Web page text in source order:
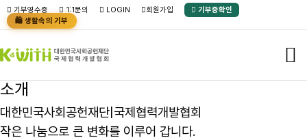
본문바로가기
기부영수증 1:1문의 LOGIN 회원가입
기부증확인
🛍️ 생활속의 기부
소개
대한민국사회공헌재단|국제협력개발협회
작은 나눔으로 큰 변화를 이루어 갑니다.